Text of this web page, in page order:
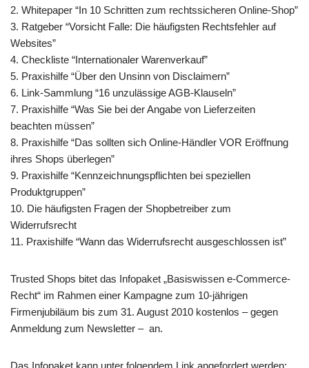
2. Whitepaper “In 10 Schritten zum rechtssicheren Online-Shop”
3. Ratgeber “Vorsicht Falle: Die häufigsten Rechtsfehler auf
Websites”
4. Checkliste “Internationaler Warenverkauf”
5. Praxishilfe “Über den Unsinn von Disclaimern”
6. Link-Sammlung “16 unzulässige AGB-Klauseln”
7. Praxishilfe “Was Sie bei der Angabe von Lieferzeiten
beachten müssen”
8. Praxishilfe “Das sollten sich Online-Händler VOR Eröffnung
ihres Shops überlegen”
9. Praxishilfe “Kennzeichnungspflichten bei speziellen
Produktgruppen”
10. Die häufigsten Fragen der Shopbetreiber zum
Widerrufsrecht
11. Praxishilfe “Wann das Widerrufsrecht ausgeschlossen ist”
Trusted Shops bitet das Infopaket „Basiswissen e-Commerce-
Recht“ im Rahmen einer Kampagne zum 10-jährigen
Firmenjubiläum bis zum 31. August 2010 kostenlos – gegen
Anmeldung zum Newsletter – an.
Das Infopaket kann unter folgendem Link angefordert werden: